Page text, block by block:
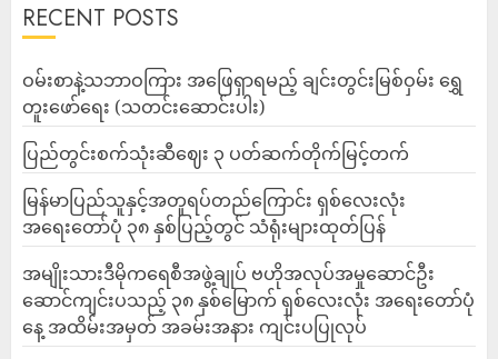
RECENT POSTS
ဝမ်းစာနဲ့သဘာဝကြား အဖြေရှာရမည့် ချင်းတွင်းမြစ်ဝှမ်း ရွှေ
တူးဖော်ရေး (သတင်းဆောင်းပါး)
ပြည်တွင်းစက်သုံးဆီဈေး ၃ ပတ်ဆက်တိုက်မြင့်တက်
မြန်မာပြည်သူနှင့်အတူရပ်တည်ကြောင်း ရှစ်လေးလုံး
အရေးတော်ပုံ ၃၈ နှစ်ပြည့်တွင် သံရုံးများထုတ်ပြန်
အမျိုးသားဒီမိုကရေစီအဖွဲ့ချုပ် ဗဟိုအလုပ်အမှုဆောင်ဦး
ဆောင်ကျင်းပသည့် ၃၈ နှစ်မြောက် ရှစ်လေးလုံး အရေးတော်ပုံ
နေ့ အထိမ်းအမှတ် အခမ်းအနား ကျင်းပပြုလုပ်